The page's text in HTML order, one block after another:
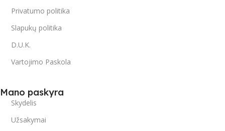
Privatumo politika
Slapukų politika
D.U.K.
Vartojimo Paskola
Mano paskyra
Skydelis
Užsakymai